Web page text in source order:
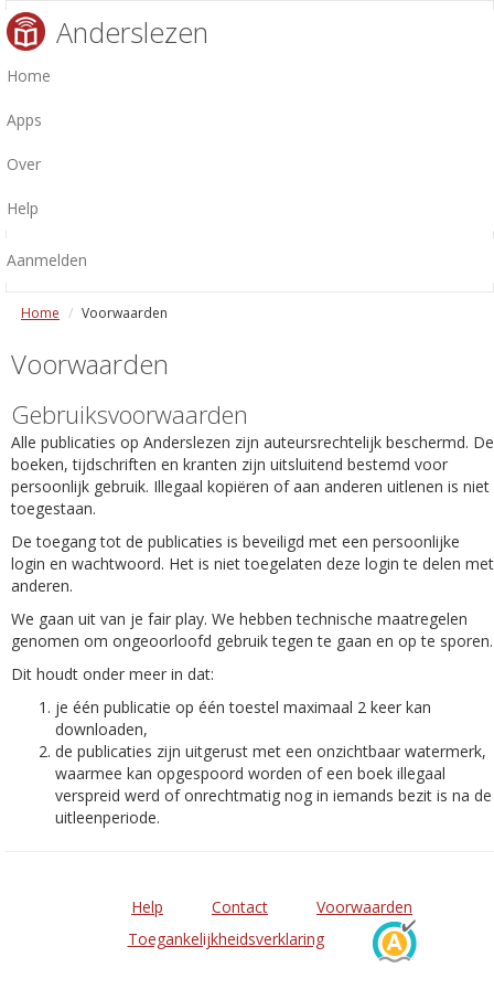
Anderslezen
Home
Apps
Over
Help
Aanmelden
Home Voorwaarden
Voorwaarden
Gebruiksvoorwaarden
Alle publicaties op Anderslezen zijn auteursrechtelijk beschermd. De
boeken, tijdschriften en kranten zijn uitsluitend bestemd voor
persoonlijk gebruik. Illegaal kopiëren of aan anderen uitlenen is niet
toegestaan.
De toegang tot de publicaties is beveiligd met een persoonlijke
login en wachtwoord. Het is niet toegelaten deze login te delen met
anderen.
We gaan uit van je fair play. We hebben technische maatregelen
genomen om ongeoorloofd gebruik tegen te gaan en op te sporen.
Dit houdt onder meer in dat:
je één publicatie op één toestel maximaal 2 keer kan
downloaden,
de publicaties zijn uitgerust met een onzichtbaar watermerk,
waarmee kan opgespoord worden of een boek illegaal
verspreid werd of onrechtmatig nog in iemands bezit is na de
uitleenperiode.
Help Contact
Voorwaarden
Toegankelijkheidsverklaring